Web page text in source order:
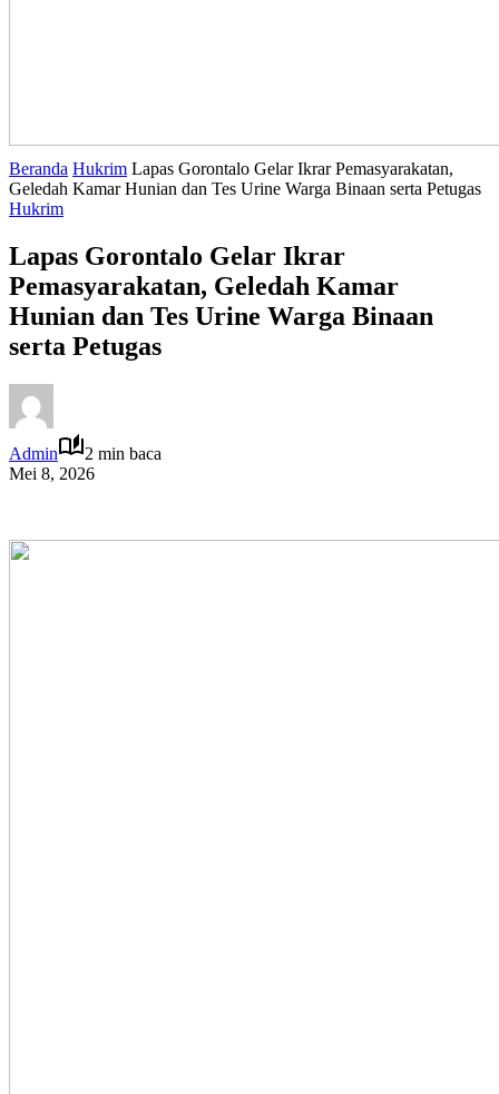
Beranda Hukrim Lapas Gorontalo Gelar Ikrar Pemasyarakatan,
Geledah Kamar Hunian dan Tes Urine Warga Binaan serta Petugas
Hukrim
Lapas Gorontalo Gelar Ikrar
Pemasyarakatan, Geledah Kamar
Hunian dan Tes Urine Warga Binaan
serta Petugas
Admin
2 min baca
Mei 8, 2026